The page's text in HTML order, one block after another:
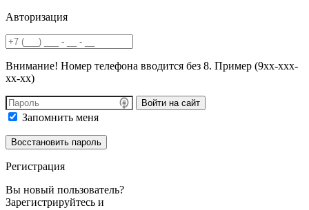
Авторизация
Внимание! Номер телефона вводится без 8. Пример (9хх-ххх-
хх-хх)
Войти на сайт
Запомнить меня
Регистрация
Вы новый пользователь?
Зарегистрируйтесь и